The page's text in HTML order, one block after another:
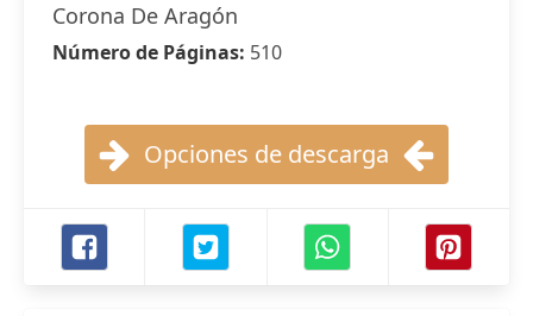
Corona De Aragón
Número de Páginas: 510
Opciones de descarga